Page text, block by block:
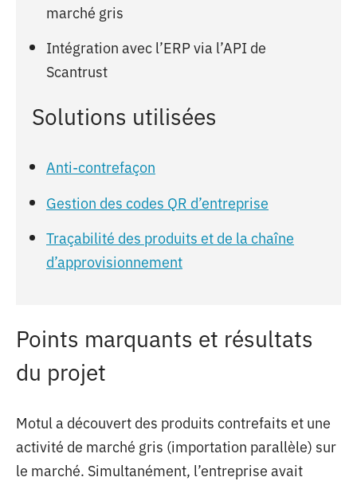
marché gris
Intégration avec l’ERP via l’API de
Scantrust
Solutions utilisées
Anti-contrefaçon
Gestion des codes QR d’entreprise
Traçabilité des produits et de la chaîne
d’approvisionnement
Points marquants et résultats
du projet
Motul a découvert des produits contrefaits et une
activité de marché gris (importation parallèle) sur
le marché. Simultanément, l’entreprise avait